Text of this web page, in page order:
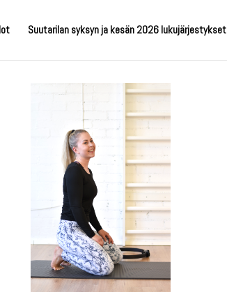
Suutarilan syksyn ja kesän 2026 lukujärjestykset